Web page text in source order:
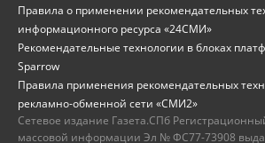
Правила о применении рекомендательных
информационного ресурса «24СМИ»
Рекомендательные технологии в блоках
Sparrow
Правила применения рекомендательных
рекламно-обменной сети «СМИ2»
Сетевое издание Газета.СПб
массовой информации Эл № ФС77-73908